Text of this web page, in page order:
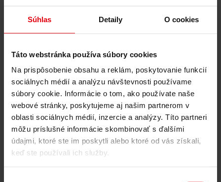
Súhlas Detaily O cookies
Táto webstránka používa súbory cookies
Na prispôsobenie obsahu a reklám, poskytovanie funkcií
sociálnych médií a analýzu návštevnosti používame
súbory cookie. Informácie o tom, ako používate naše
webové stránky, poskytujeme aj našim partnerom v
oblasti sociálnych médií, inzercie a analýzy. Títo partneri
môžu príslušné informácie skombinovať s ďalšími
údajmi, ktoré ste im poskytli alebo ktoré od vás získali,
keď ste používali ich služby.
IT služby
Referencie
Kariéra
Kontaktujte nás
Poskytovateľ komplexných služieb v stavebníctve: DELTA
Group SK
Menü schließen
Slovenčina
Naše služby